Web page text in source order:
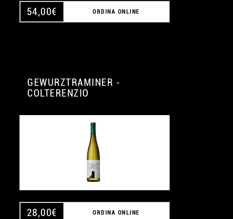
54,00€ ORDINA ONLINE
GEWURZTRAMINER -
COLTERENZIO
28,00€ ORDINA ONLINE